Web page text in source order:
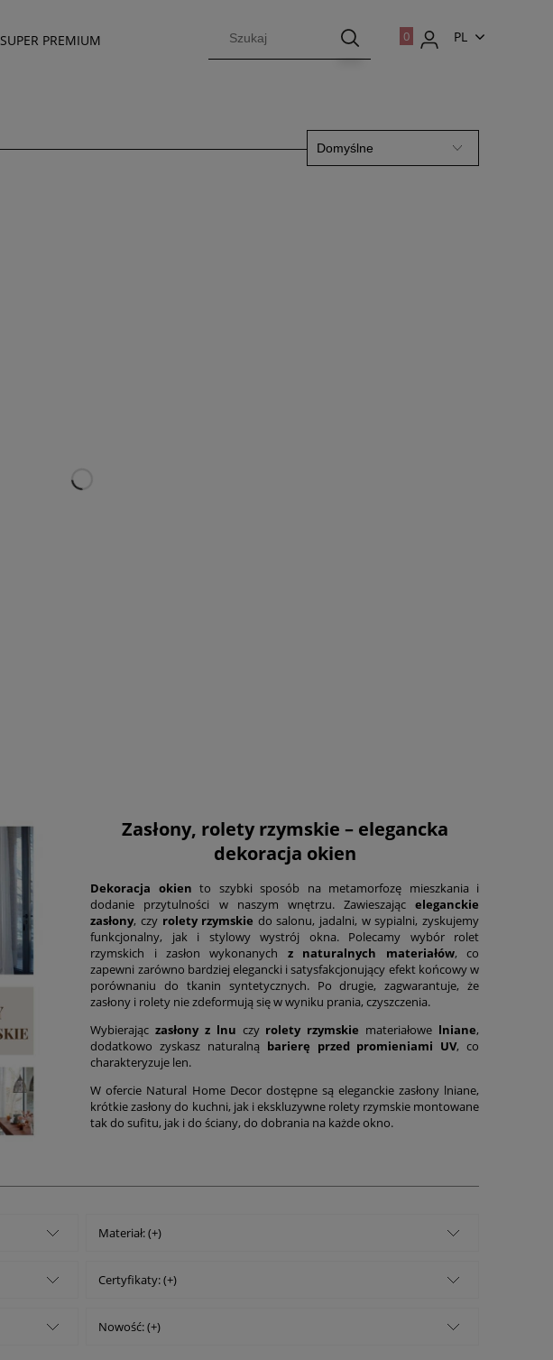
SUPER PREMIUM
PL
Zasłony, rolety rzymskie – elegancka
dekoracja okien
Dekoracja okien to szybki sposób na metamorfozę mieszkania i
dodanie przytulności w naszym wnętrzu. Zawieszając eleganckie
zasłony, czy rolety rzymskie do salonu, jadalni, w sypialni, zyskujemy
funkcjonalny, jak i stylowy wystrój okna. Polecamy wybór rolet
rzymskich i zasłon wykonanych z naturalnych materiałów, co
zapewni zarówno bardziej elegancki i satysfakcjonujący efekt końcowy w
porównaniu do tkanin syntetycznych. Po drugie, zagwarantuje, że
zasłony i rolety nie zdeformują się w wyniku prania, czyszczenia.
Wybierajączasłony z lnu czy rolety rzymskie materiałowe lniane,
dodatkowo zyskasz naturalną barierę przed promieniami UV, co
charakteryzuje len.
W ofercie Natural Home Decor dostępne są eleganckie zasłony lniane,
krótkie zasłony do kuchni, jak i ekskluzywne rolety rzymskie montowane
tak do sufitu, jak i do ściany, do dobrania na każde okno.
Materiał: (+)
Certyfikaty: (+)
Nowość: (+)